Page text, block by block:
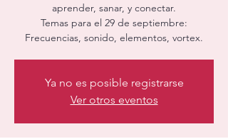
aprender, sanar, y conectar.
Temas para el 29 de septiembre:
Frecuencias, sonido, elementos, vortex.
Ya no es posible registrarse
Ver otros eventos